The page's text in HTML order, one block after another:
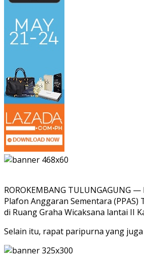
ROROKEMBANG TULUNGAGUNG
Plafon Anggaran Sementara (PPAS)
di Ruang Graha Wicaksana lantai II
Selain itu, rapat paripurna yang juga